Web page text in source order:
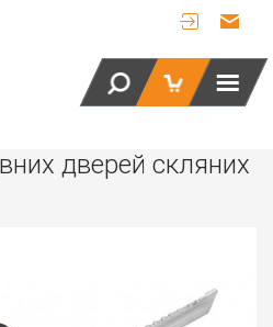
дверей скляних